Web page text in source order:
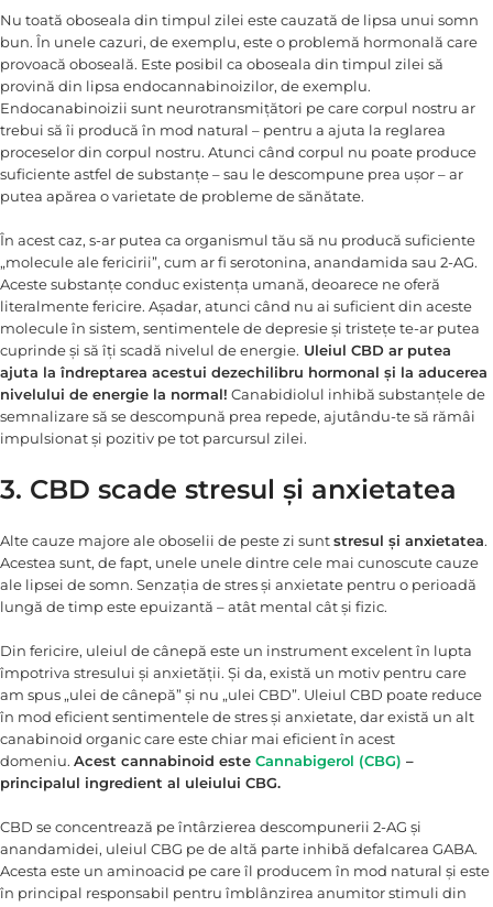
Nu toată oboseala din timpul zilei este cauzată de lipsa unui somn
bun. În unele cazuri, de exemplu, este o problemă hormonală care
provoacă oboseală. Este posibil ca oboseala din timpul zilei să
provină din lipsa endocannabinoizilor, de exemplu.
Endocanabinoizii sunt neurotransmițători pe care corpul nostru ar
trebui să îi producă în mod natural – pentru a ajuta la reglarea
proceselor din corpul nostru. Atunci când corpul nu poate produce
suficiente astfel de substanțe – sau le descompune prea ușor – ar
putea apărea o varietate de probleme de sănătate.
În acest caz, s-ar putea ca organismul tău să nu producă suficiente
„molecule ale fericirii”, cum ar fi serotonina, anandamida sau 2-AG.
Aceste substanțe conduc existența umană, deoarece ne oferă
literalmente fericire. Așadar, atunci când nu ai suficient din aceste
molecule în sistem, sentimentele de depresie și tristețe te-ar putea
cuprinde și să îți scadă nivelul de energie. Uleiul CBD ar putea
ajuta la îndreptarea acestui dezechilibru hormonal și la aducerea
nivelului de energie la normal! Canabidiolul inhibă substanțele de
semnalizare să se descompună prea repede, ajutându-te să rămâi
impulsionat și pozitiv pe tot parcursul zilei.
3. CBD scade stresul și anxietatea
Alte cauze majore ale oboselii de peste zi suntstresul și anxietatea.
Acestea sunt, de fapt, unele unele dintre cele mai cunoscute cauze
ale lipsei de somn. Senzația de stres și anxietate pentru o perioadă
lungă de timp este epuizantă – atât mental cât și fizic.
Din fericire, uleiul de cânepă este un instrument excelent în lupta
împotriva stresului și anxietății. Și da, există un motiv pentru care
am spus „ulei de cânepă” și nu „ulei CBD”. Uleiul CBD poate reduce
în mod eficient sentimentele de stres și anxietate, dar există un alt
canabinoid organic care este chiar mai eficient în acest
domeniu. Acest cannabinoid este Cannabigerol (CBG) –
principalul ingredient al uleiului CBG.
CBD se concentrează pe întârzierea descompunerii 2-AG și
anandamidei, uleiul CBG pe de altă parte inhibă defalcarea GABA.
Acesta este un aminoacid pe care îl producem în mod natural și este
în principal responsabil pentru îmblânzirea anumitor stimuli din